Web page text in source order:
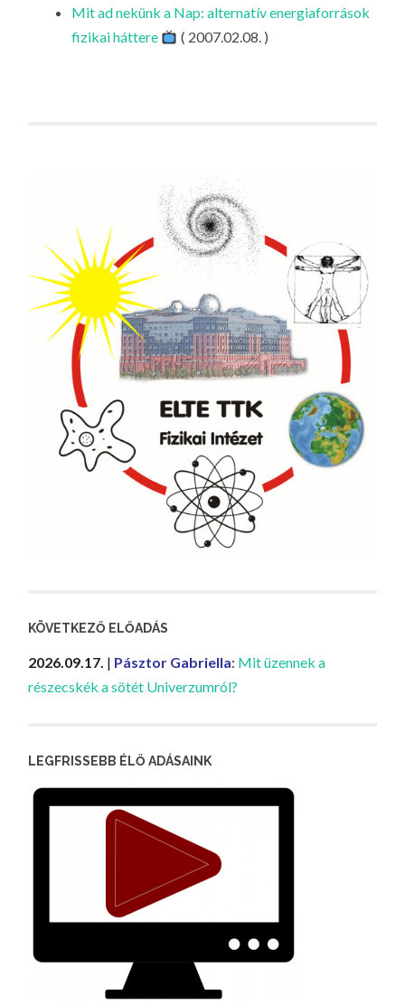
Mit ad nekünk a Nap: alternatív energiaforrások
fizikai háttere
( 2007.02.08. )
KÖVETKEZŐ ELŐADÁS
2026.09.17. | Pásztor Gabriella: Mit üzennek a
részecskék a sötét Univerzumról?
LEGFRISSEBB ÉLŐ ADÁSAINK